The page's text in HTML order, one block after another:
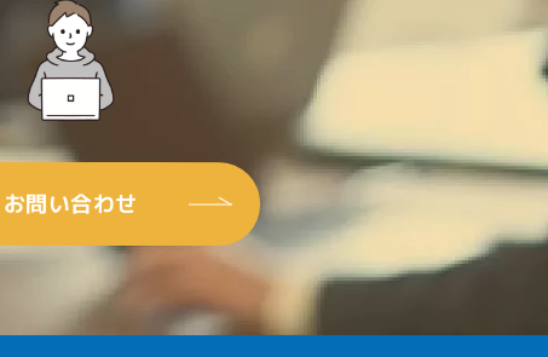
お問い合わせ